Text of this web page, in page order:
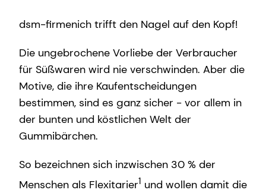
dsm-firmenich trifft den Nagel auf den Kopf!
Die ungebrochene Vorliebe der Verbraucher
für Süßwaren wird nie verschwinden. Aber die
Motive, die ihre Kaufentscheidungen
bestimmen, sind es ganz sicher - vor allem in
der bunten und köstlichen Welt der
Gummibärchen.
So bezeichnen sich inzwischen 30 % der
Menschen als Flexitarier1 und wollen damit die